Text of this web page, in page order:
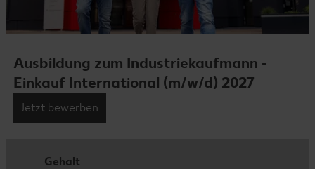
Ausbildung zum Industriekaufmann -
Einkauf International (m/w/d) 2027
Jetzt bewerben
Gehalt